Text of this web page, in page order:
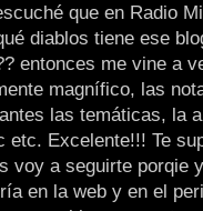
que en Radio
diablos tiene ese
entonces me vine a
magnífico, las
las temáticas, la
etc. Excelente!!! Te
voy a seguirte porqie
en la web y en el